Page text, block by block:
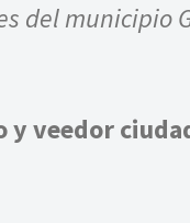
del municipio
y veedor